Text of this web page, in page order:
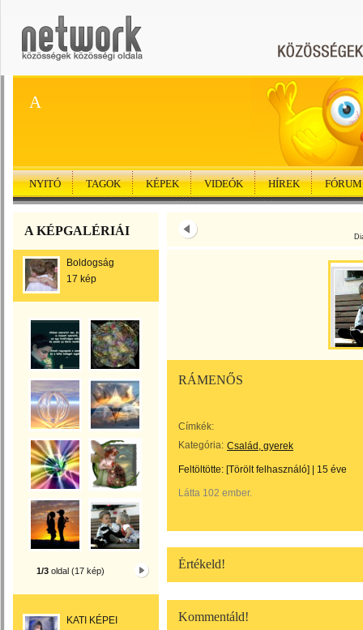
A
NYITÓ TAGOK KÉPEK VIDEÓK HÍREK FÓRUM
A KÉPGALÉRIÁI
Boldogság
17 kép
1/3 oldal (17 kép)
KATI KÉPEI
RÁMENŐS
Címkék:
Kategória: Család, gyerek
Feltöltötte: [Törölt felhasználó] 15 éve
Látta 102 ember.
Értékeld!
Kommentáld!